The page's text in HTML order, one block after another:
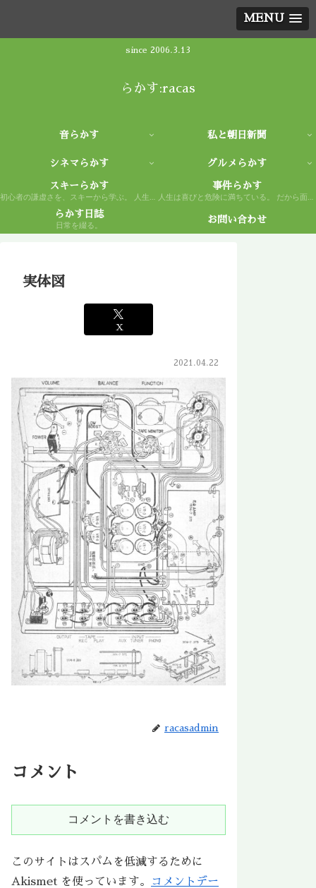
MENU
since 2006.3.13
らかす:racas
音らかす 私と朝日新聞
シネマらかす グルメらかす
スキーらかす
初心者の謙虚さを、スキーから学ぶ。 人生もまた然り。
事件らかす
人生は喜びと危険に満ちている。 だから面白い。
らかす日誌
日常を綴る。
お問い合わせ
実体図
X
2021.04.22
racasadmin
コメント
コメントを書き込む
このサイトはスパムを低減するために
Akismet を使っています。
コメントデー